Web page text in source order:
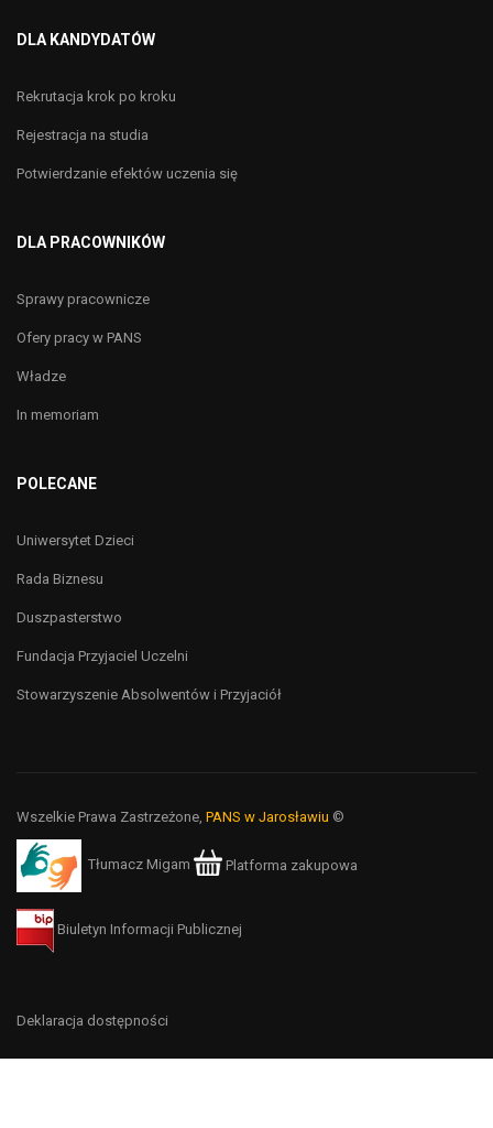
DLA KANDYDATÓW
Rekrutacja krok po kroku
Rejestracja na studia
Potwierdzanie efektów uczenia się
DLA PRACOWNIKÓW
Sprawy pracownicze
Ofery pracy w PANS
Władze
In memoriam
POLECANE
Uniwersytet Dzieci
Rada Biznesu
Duszpasterstwo
Fundacja Przyjaciel Uczelni
Stowarzyszenie Absolwentów i Przyjaciół
Wszelkie Prawa Zastrzeżone, PANS w Jarosławiu ©
Tłumacz Migam Platforma zakupowa
Biuletyn Informacji Publicznej
Deklaracja dostępności